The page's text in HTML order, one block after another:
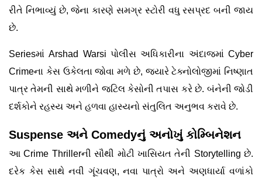
રીતે નિભાવ્યું છે, જેના કારણે સમગ્ર સ્ટોરી વધુ રસપ્રદ બની જાય
છે.
Seriesમાં Arshad Warsi પોલીસ અધિકારીના અંદાજમાં Cyber
Crimeના કેસ ઉકેલતા જોવા મળે છે, જ્યારે ટેક્નોલોજીમાં નિષ્ણાત
પાત્ર તેમની સાથે મળીને જટિલ કેસોની તપાસ કરે છે. બંનેની જોડી
દર્શકોને રહસ્ય અને હળવા હાસ્યનો સંતુલિત અનુભવ કરાવે છે.
Suspense અને Comedyનું અનોખું કોમ્બિનેશન
આ Crime Thrillerની સૌથી મોટી ખાસિયત તેની Storytelling છે.
દરેક કેસ સાથે નવી ગૂંચવણ, નવા પાત્રો અને અણધાર્યા વળાંકો